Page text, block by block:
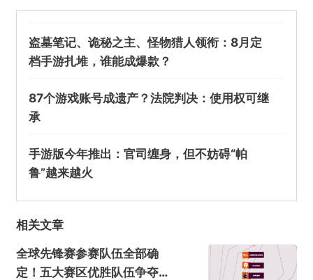
盗墓笔记、诡秘之主、怪物猎人领衔：8月定
档手游扎堆，谁能成爆款？
87个游戏账号成遗产？法院判决：使用权可继
承
手游版今年推出：官司缠身，但不妨碍“帕
鲁”越来越火
相关文章
全球先锋赛参赛队伍全部确
定！五大赛区优胜队伍争夺首